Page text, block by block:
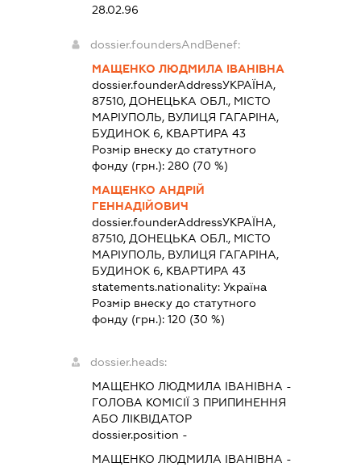
28.02.96
dossier.foundersAndBenef:
МАЩЕНКО ЛЮДМИЛА ІВАНІВНА
dossier.founderAddressУКРАЇНА,
87510, ДОНЕЦЬКА ОБЛ., МІСТО
МАРІУПОЛЬ, ВУЛИЦЯ ГАГАРІНА,
БУДИНОК 6, КВАРТИРА 43
Розмір внеску до статутного
фонду (грн.): 280 (70 %)
МАЩЕНКО АНДРІЙ
ГЕННАДІЙОВИЧ
dossier.founderAddressУКРАЇНА,
87510, ДОНЕЦЬКА ОБЛ., МІСТО
МАРІУПОЛЬ, ВУЛИЦЯ ГАГАРІНА,
БУДИНОК 6, КВАРТИРА 43
statements.nationality: Україна
Розмір внеску до статутного
фонду (грн.): 120 (30 %)
dossier.heads:
МАЩЕНКО ЛЮДМИЛА ІВАНІВНА -
ГОЛОВА КОМІСІЇ З ПРИПИНЕННЯ
АБО ЛІКВІДАТОР
dossier.position -
МАЩЕНКО ЛЮДМИЛА ІВАНІВНА -